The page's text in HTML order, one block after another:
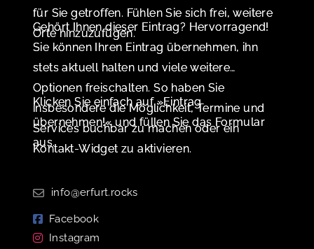
für Sie getroffen. Fühlen Sie sich frei, weitere
Orte hinzuzufügen.
Gehört Ihnen dieser Eintrag? Hervorragend!
Sie können Ihren Eintrag übernehmen, ihn
stets aktuell halten und viele weitere
Optionen freischalten. So haben Sie
insbesondere die Möglichkeit, Termine und
Services buchbar zu machen oder ein
Kontakt-Widget zu aktivieren.
Klicken Sie einfach auf »Eintrag
übernehmen!« und füllen Sie das Formular
aus.
info@erfurt.rocks
Facebook
Instagram